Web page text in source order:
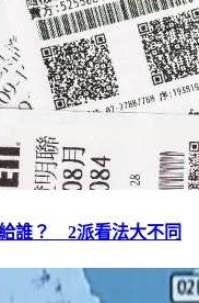
誰？ 2派看法大不同